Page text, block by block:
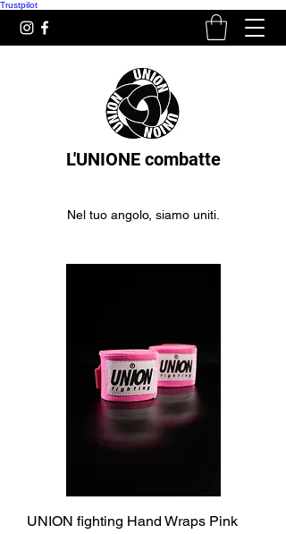
Trustpilot
L'UNIONE combatte
Nel tuo angolo, siamo uniti.
UNION fighting Hand Wraps Pink